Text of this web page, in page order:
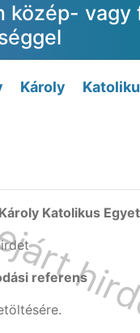
közép- vagy
Károly
Katolikus
referens